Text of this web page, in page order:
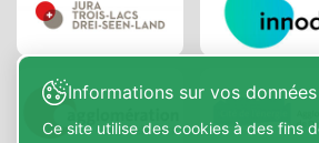
Informations sur vos données
Ce site utilise des cookies à des fins